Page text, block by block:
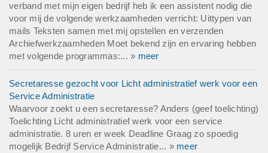
verband met mijn eigen bedrijf heb ik een assistent nodig die
voor mij de volgende werkzaamheden verricht: Uittypen van
mails Teksten samen met mij opstellen en verzenden
Archiefwerkzaamheden Moet bekend zijn en ervaring hebben
met volgende programmas:... » meer
Secretaresse gezocht voor Licht administratief werk voor een
Service Administratie
Waarvoor zoekt u een secretaresse? Anders (geef toelichting)
Toelichting Licht administratief werk voor een service
administratie. 8 uren er week Deadline Graag zo spoedig
mogelijk Bedrijf Service Administratie... » meer